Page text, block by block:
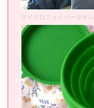
マイクロファイバータオ